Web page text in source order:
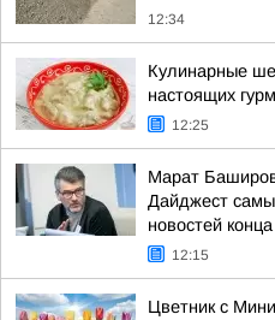
12:34
Кулинарные
настоящих
12:25
Марат
Дайджест
новостей
12:15
Цветник с